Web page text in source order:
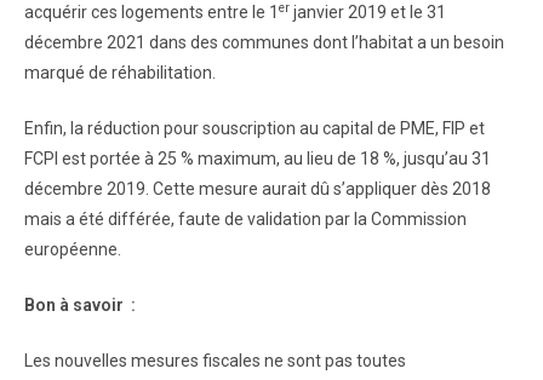
acquérir ces logements entre le 1 er janvier 2019 et le 31
décembre 2021 dans des communes dont l’habitat a un besoin
marqué de réhabilitation.
Enfin, la réduction pour souscription au capital de PME, FIP et
FCPI est portée à 25 % maximum, au lieu de 18 %, jusqu’au 31
décembre 2019. Cette mesure aurait dû s’appliquer dès 2018
mais a été différée, faute de validation par la Commission
européenne.
Bon à savoir :
Les nouvelles mesures fiscales ne sont pas toutes